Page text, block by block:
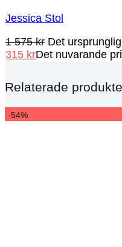
Jessica Stol
1 575kr Det
315 krDet nuvarande
Relaterade
-54%